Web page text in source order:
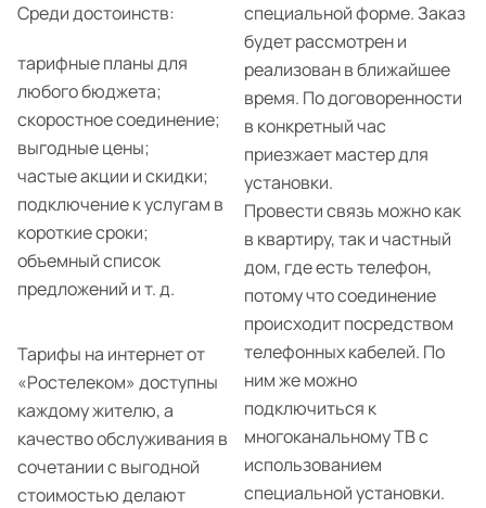
Среди достоинств:
тарифные планы для
любого бюджета;
скоростное соединение;
выгодные цены;
частые акции и скидки;
подключение к услугам в
короткие сроки;
объемный список
предложений и т. д.
Тарифы на интернет от
«Ростелеком» доступны
каждому жителю, а
качество обслуживания в
сочетании с выгодной
стоимостью делают
специальной форме. Заказ
будет рассмотрен и
реализован в ближайшее
время. По договоренности
в конкретный час
приезжает мастер для
установки.
Провести связь можно как
в квартиру, так и частный
дом, где есть телефон,
потому что соединение
происходит посредством
телефонных кабелей. По
ним же можно
подключиться к
многоканальному ТВ с
использованием
специальной установки.